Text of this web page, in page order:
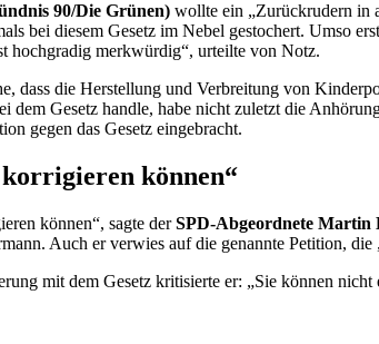
90/Die Grünen) wollte ein „Zurückrudern in
bei diesem Gesetz im Nebel gestochert. Umso
hochgradig merkwürdig“, urteilte von Notz.
dass die Herstellung und Verbreitung von
dem Gesetz handle, habe nicht zuletzt die
gegen das Gesetz eingebracht.
können“
können“, sagte derSPD-Abgeordnete Martin
Auch er verwies auf die genannte Petition, die
mit dem Gesetz kritisierte er: „Sie können